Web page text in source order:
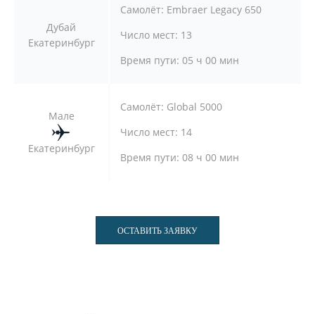
Дубай
Екатеринбург
Самолёт: Embraer Legacy 650
Число мест: 13
Время пути: 05 ч 00 мин
Мале
Екатеринбург
Самолёт: Global 5000
Число мест: 14
Время пути: 08 ч 00 мин
ОСТАВИТЬ ЗАЯВКУ